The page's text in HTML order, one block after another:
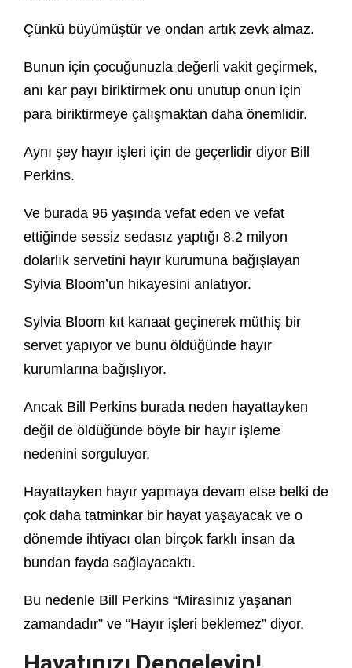
Çünkü büyümüştür ve ondan artık zevk almaz.
Bunun için çocuğunuzla değerli vakit geçirmek,
anı kar payı biriktirmek onu unutup onun için
para biriktirmeye çalışmaktan daha önemlidir.
Aynı şey hayır işleri için de geçerlidir diyor Bill
Perkins.
Ve burada 96 yaşında vefat eden ve vefat
ettiğinde sessiz sedasız yaptığı 8.2 milyon
dolarlık servetini hayır kurumuna bağışlayan
Sylvia Bloom’un hikayesini anlatıyor.
Sylvia Bloom kıt kanaat geçinerek müthiş bir
servet yapıyor ve bunu öldüğünde hayır
kurumlarına bağışlıyor.
Ancak Bill Perkins burada neden hayattayken
değil de öldüğünde böyle bir hayır işleme
nedenini sorguluyor.
Hayattayken hayır yapmaya devam etse belki de
çok daha tatminkar bir hayat yaşayacak ve o
dönemde ihtiyacı olan birçok farklı insan da
bundan fayda sağlayacaktı.
Bu nedenle Bill Perkins “Mirasınız yaşanan
zamandadır” ve “Hayır işleri beklemez” diyor.